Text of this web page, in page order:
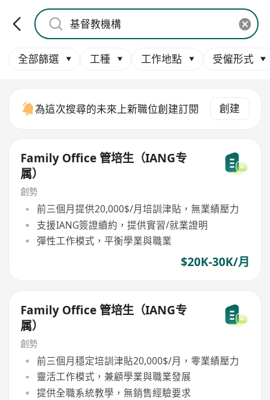
全部篩選 工種 工作地點 受僱形式
為這次搜尋的未來上新職位創建訂閱 創建
Family Office 管培生（IANG专
属）
創勢
前三個月提供20,000$/月培訓津貼，無業績壓力
支援IANG簽證續約，提供實習/就業證明
彈性工作模式，平衡學業與職業
$20K-30K/月
Family Office 管培生（IANG专
属）
創勢
前三個月穩定培訓津貼20,000$/月，零業績壓力
靈活工作模式，兼顧學業與職業發展
提供全職系統教學，無銷售經驗要求